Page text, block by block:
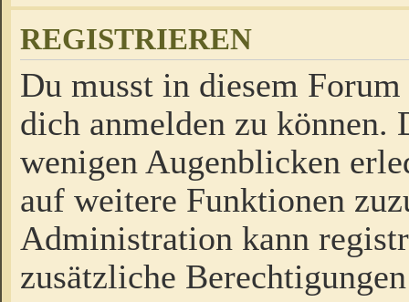
REGISTRIEREN
Du musst in diesem
dich anmelden zu
wenigen Augenblicken
auf weitere Funktionen
Administration kann
zusätzliche